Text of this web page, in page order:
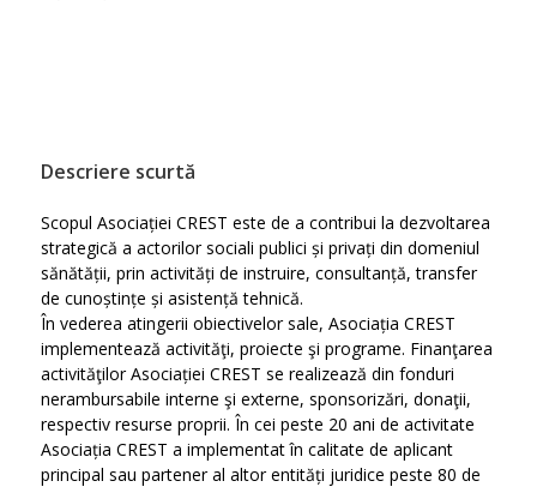
Descriere scurtă
Scopul Asociației CREST este de a contribui la dezvoltarea
strategică a actorilor sociali publici și privați din domeniul
sănătății, prin activități de instruire, consultanță, transfer
de cunoștințe și asistență tehnică.
În vederea atingerii obiectivelor sale, Asociația CREST
implementează activităţi, proiecte şi programe. Finanţarea
activităţilor Asociației CREST se realizează din fonduri
nerambursabile interne şi externe, sponsorizări, donaţii,
respectiv resurse proprii. În cei peste 20 ani de activitate
Asociația CREST a implementat în calitate de aplicant
principal sau partener al altor entități juridice peste 80 de